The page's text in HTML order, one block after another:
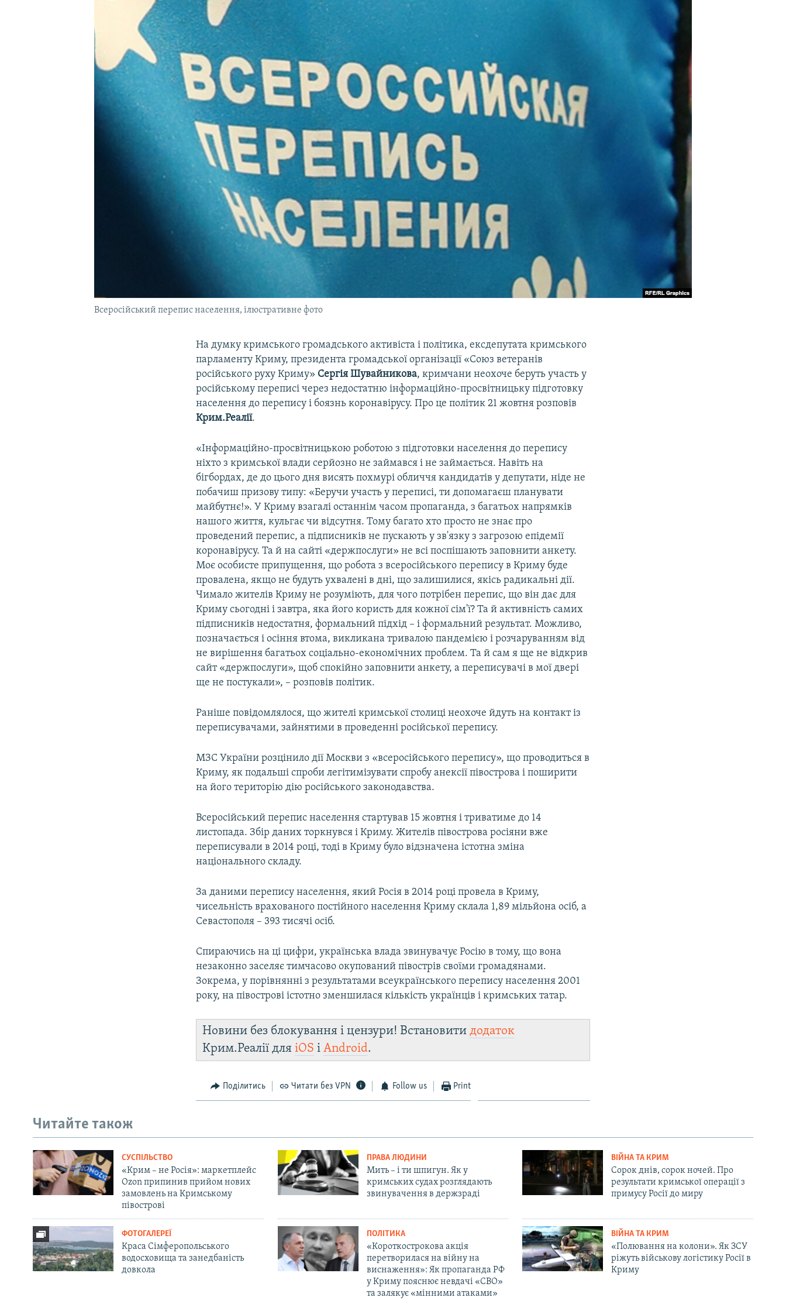
Всеросійський перепис населення, ілюстративне фото
На думку кримського громадського активіста і політика, ексдепутата кримського
парламенту Криму, президента громадської організації «Союз ветеранів
російського руху Криму» Сергія Шувайникова, кримчани неохоче беруть участь у
російському переписі через недостатню інформаційно-просвітницьку підготовку
населення до перепису і боязнь коронавірусу. Про це політик 21 жовтня розповів
Крим.Реалії.
«Інформаційно-просвітницькою роботою з підготовки населення до перепису
ніхто з кримської влади серйозно не займався і не займається. Навіть на
бігбордах, де до цього дня висять похмурі обличчя кандидатів у депутати, ніде не
побачиш призову типу: «Беручи участь у переписі, ти допомагаєш планувати
майбутнє!». У Криму взагалі останнім часом пропаганда, з багатьох напрямків
нашого життя, кульгає чи відсутня. Тому багато хто просто не знає про
проведений перепис, а підписників не пускають у зв'язку з загрозою епідемії
коронавірусу. Та й на сайті «держпослуги» не всі поспішають заповнити анкету.
Моє особисте припущення, що робота з всеросійського перепису в Криму буде
провалена, якщо не будуть ухвалені в дні, що залишилися, якісь радикальні дії.
Чимало жителів Криму не розуміють, для чого потрібен перепис, що він дає для
Криму сьогодні і завтра, яка його користь для кожної сім'ї? Та й активність самих
підписників недостатня, формальний підхід – і формальний результат. Можливо,
позначається і осіння втома, викликана тривалою пандемією і розчаруванням від
не вирішення багатьох соціально-економічних проблем. Та й сам я ще не відкрив
сайт «держпослуги», щоб спокійно заповнити анкету, а переписувачі в мої двері
ще не постукали», – розповів політик.
Раніше повідомлялося, що жителі кримської столиці неохоче йдуть на контакт із
переписувачами, зайнятими в проведенні російської перепису.
МЗС України розцінило дії Москви з «всеросійського перепису», що проводиться в
Криму, як подальші спроби легітимізувати спробу анексії півострова і поширити
на його територію дію російського законодавства.
Всеросійський перепис населення стартував 15 жовтня і триватиме до 14
листопада. Збір даних торкнувся і Криму. Жителів півострова росіяни вже
переписували в 2014 році, тоді в Криму було відзначена істотна зміна
національного складу.
За даними перепису населення, який Росія в 2014 році провела в Криму,
чисельність врахованого постійного населення Криму склала 1,89 мільйона осіб, а
Севастополя – 393 тисячі осіб.
Спираючись на ці цифри, українська влада звинувачує Росію в тому, що вона
незаконно заселяє тимчасово окупований півострів своїми громадянами.
Зокрема, у порівнянні з результатами всеукраїнського перепису населення 2001
року, на півострові істотно зменшилася кількість українців і кримських татар.
Новини без блокування і цензури! Встановитидодаток
Крим.Реалії дляiOS іAndroid.
Поділитись Читати без VPN Follow us Print
Читайте також
СУСПІЛЬСТВО
«Крим – не Росія»: маркетплейс
Ozon припинив прийом нових
замовлень на Кримському
півострові
ПРАВА ЛЮДИНИ
Мить – і ти шпигун. Як у
кримських судах розглядають
звинувачення в держзраді
ВІЙНА ТА КРИМ
Сорок днів, сорок ночей. Про
результати кримської операції з
примусу Росії до миру
ФОТОГАЛЕРЕЇ
Краса Сімферопольського
водосховища та занедбаність
довкола
ПОЛІТИКА
«Короткострокова акція
перетворилася на війну на
виснаження»: Як пропаганда РФ
у Криму пояснює невдачі «СВО»
та залякує «мінними атаками»
ВІЙНА ТА КРИМ
«Полювання на колони». Як ЗСУ
ріжуть військову логістику Росії в
Криму